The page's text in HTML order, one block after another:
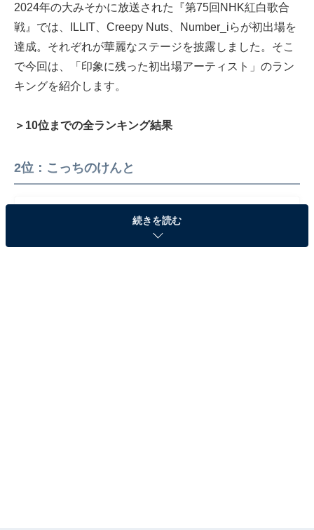
2024年の大みそかに放送された『第75回NHK紅白歌合
戦』では、ILLIT、Creepy Nuts、Number_iらが初出場を
達成。それぞれが華麗なステージを披露しました。そこ
で今回は、「印象に残った初出場アーティスト」のラン
キングを紹介します。
＞10位までの全ランキング結果
2位：こっちのけんと
続きを読む